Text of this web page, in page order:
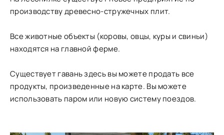
производству древесно-стружечных плит.
Все животные объекты (коровы, овцы, куры и свиньи)
находятся на главной ферме.
Существует гавань здесь вы можете продать все
продукты, произведенные на карте. Вы можете
использовать паром или новую систему поездов.